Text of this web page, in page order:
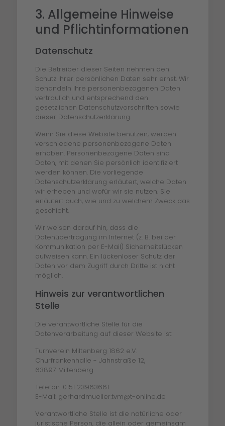
3. Allgemeine Hinweise
und Pflicht­informationen
Datenschutz
Die Betreiber dieser Seiten nehmen den
Schutz Ihrer persönlichen Daten sehr ernst. Wir
behandeln Ihre personenbezogenen Daten
vertraulich und entsprechend den
gesetzlichen Datenschutzvorschriften sowie
dieser Datenschutzerklärung.
Wenn Sie diese Website benutzen, werden
verschiedene personenbezogene Daten
erhoben. Personenbezogene Daten sind
Daten, mit denen Sie persönlich identifiziert
werden können. Die vorliegende
Datenschutzerklärung erläutert, welche Daten
wir erheben und wofür wir sie nutzen. Sie
erläutert auch, wie und zu welchem Zweck das
geschieht.
Wir weisen darauf hin, dass die
Datenübertragung im Internet (z. B. bei der
Kommunikation per E-Mail) Sicherheitslücken
aufweisen kann. Ein lückenloser Schutz der
Daten vor dem Zugriff durch Dritte ist nicht
möglich.
Hinweis zur verantwortlichen
Stelle
Die verantwortliche Stelle für die
Datenverarbeitung auf dieser Website ist:
Turnverein Miltenberg 1862 e.V.
Churfrankenhalle - Jahnstraße 12,
63897 Miltenberg
Telefon: 0151 23963661
E-Mail: gerhardmueller.tvm@t-online.de
Verantwortliche Stelle ist die natürliche oder
juristische Person, die allein oder gemeinsam